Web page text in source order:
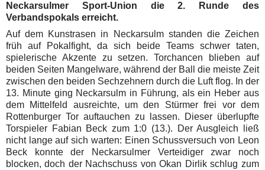
Neckarsulmer Sport-Union die 2. Runde des
Verbandspokals erreicht.
Auf dem Kunstrasen in Neckarsulm standen die Zeichen
früh auf Pokalfight, da sich beide Teams schwer taten,
spielerische Akzente zu setzen. Torchancen blieben auf
beiden Seiten Mangelware, während der Ball die meiste Zeit
zwischen den beiden Sechzehnern durch die Luft flog. In der
13. Minute ging Neckarsulm in Führung, als ein Heber aus
dem Mittelfeld ausreichte, um den Stürmer frei vor dem
Rottenburger Tor auftauchen zu lassen. Dieser überlupfte
Torspieler Fabian Beck zum 1:0 (13.). Der Ausgleich ließ
nicht lange auf sich warten: Einen Schussversuch von Leon
Beck konnte der Neckarsulmer Verteidiger zwar noch
blocken, doch der Nachschuss von Okan Dirlik schlug zum